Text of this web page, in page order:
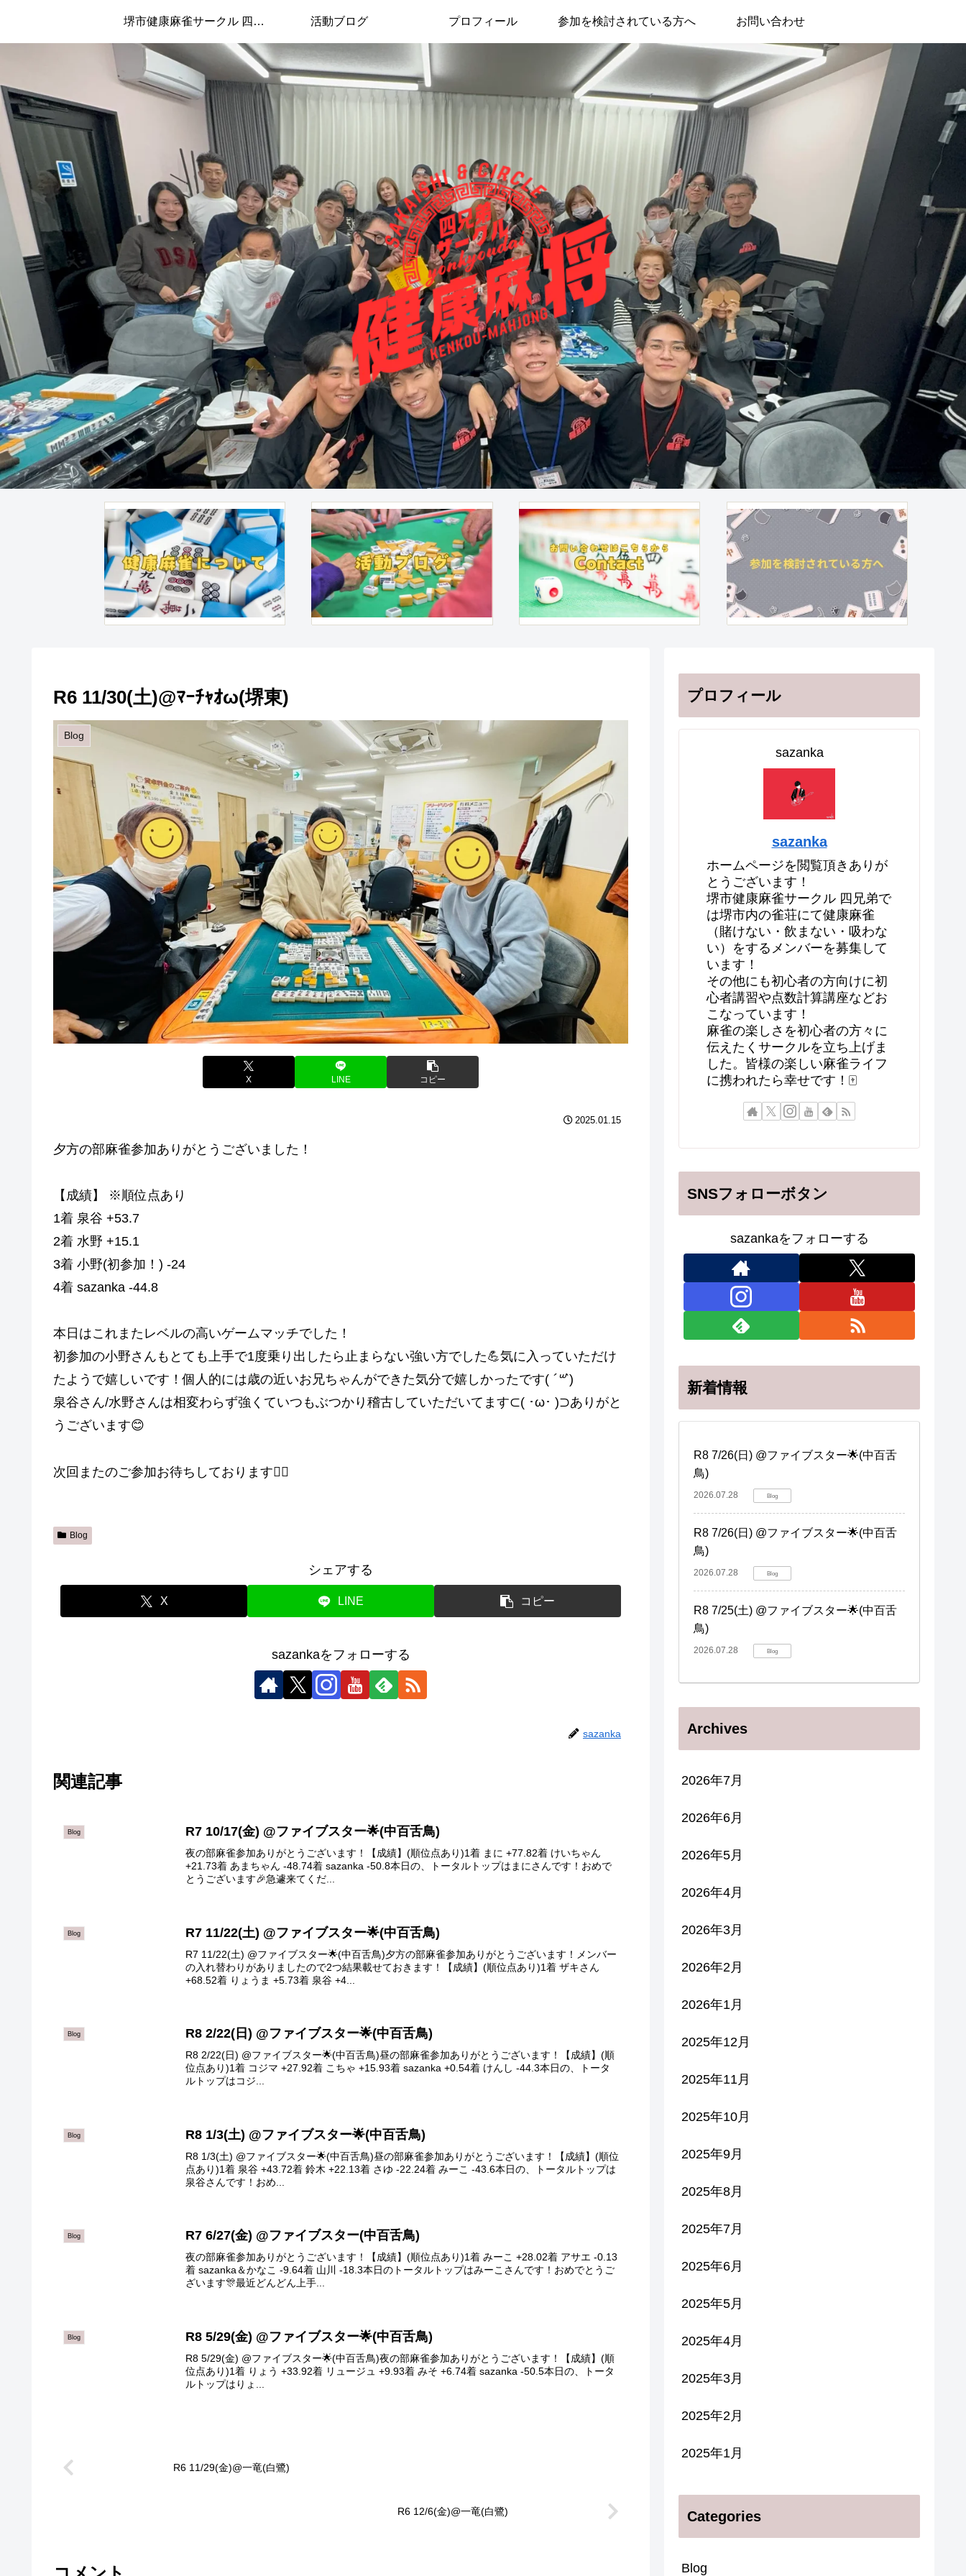
堺市健康麻雀サークル 四兄弟について 活動ブログ プロフィール 参加を検討されている方へ お問い合わせ
R6 11/30(土)@ﾏｰﾁｬｵω(堺東)
Blog
X LINE コピー
2025.01.15
夕方の部麻雀参加ありがとうございました！
【成績】 ※順位点あり
1着 泉谷 +53.7
2着 水野 +15.1
3着 小野(初参加！) -24
4着 sazanka -44.8
本日はこれまたレベルの高いゲームマッチでした！
初参加の小野さんもとても上手で1度乗り出したら止まらない強い方でした💪気に入っていただけ
たようで嬉しいです！個人的には歳の近いお兄ちゃんができた気分で嬉しかったです( ´꒳`)
泉谷さん/水野さんは相変わらず強くていつもぶつかり稽古していただいてます⊂( ･ω･ )⊃ありがと
うございます😊
次回またのご参加お待ちしております🙇‍♀️
Blog
シェアする
X LINE コピー
sazankaをフォローする
sazanka
関連記事
Blog R7 10/17(金) @ファイブスター🌟(中百舌鳥)
夜の部麻雀参加ありがとうございます！【成績】(順位点あり)1着 まに +77.82着 けいちゃん
+21.73着 あまちゃん -48.74着 sazanka -50.8本日の、トータルトップはまにさんです！おめで
とうございます🎉急遽来てくだ...
Blog R7 11/22(土) @ファイブスター🌟(中百舌鳥)
R7 11/22(土) @ファイブスター🌟(中百舌鳥)夕方の部麻雀参加ありがとうございます！メンバー
の入れ替わりがありましたので2つ結果載せておきます！【成績】(順位点あり)1着 ザキさん
+68.52着 りょうま +5.73着 泉谷 +4...
Blog R8 2/22(日) @ファイブスター🌟(中百舌鳥)
R8 2/22(日) @ファイブスター🌟(中百舌鳥)昼の部麻雀参加ありがとうございます！【成績】(順
位点あり)1着 コジマ +27.92着 こちゃ +15.93着 sazanka +0.54着 けんし -44.3本日の、トータ
ルトップはコジ...
Blog R8 1/3(土) @ファイブスター🌟(中百舌鳥)
R8 1/3(土) @ファイブスター🌟(中百舌鳥)昼の部麻雀参加ありがとうございます！【成績】(順位
点あり)1着 泉谷 +43.72着 鈴木 +22.13着 さゆ -22.24着 みーこ -43.6本日の、トータルトップは
泉谷さんです！おめ...
Blog R7 6/27(金) @ファイブスター(中百舌鳥)
夜の部麻雀参加ありがとうございます！【成績】(順位点あり)1着 みーこ +28.02着 アサエ -0.13
着 sazanka＆かなこ -9.64着 山川 -18.3本日のトータルトップはみーこさんです！おめでとうご
ざいます🎊最近どんどん上手...
Blog R8 5/29(金) @ファイブスター🌟(中百舌鳥)
R8 5/29(金) @ファイブスター🌟(中百舌鳥)夜の部麻雀参加ありがとうございます！【成績】(順
位点あり)1着 りょう +33.92着 リュージュ +9.93着 みそ +6.74着 sazanka -50.5本日の、トータ
ルトップはりょ...
R6 11/29(金)@一竜(白鷺)
R6 12/6(金)@一竜(白鷺)
プロフィール
sazanka
sazanka
ホームページを閲覧頂きありが
とうございます！
堺市健康麻雀サークル 四兄弟で
は堺市内の雀荘にて健康麻雀
（賭けない・飲まない・吸わな
い）をするメンバーを募集して
います！
その他にも初心者の方向けに初
心者講習や点数計算講座などお
こなっています！
麻雀の楽しさを初心者の方々に
伝えたくサークルを立ち上げま
した。皆様の楽しい麻雀ライフ
に携われたら幸せです！🀄
SNSフォローボタン
sazankaをフォローする
新着情報
R8 7/26(日) @ファイブスター🌟(中百舌
鳥)
2026.07.28 Blog
R8 7/26(日) @ファイブスター🌟(中百舌
鳥)
2026.07.28 Blog
R8 7/25(土) @ファイブスター🌟(中百舌
鳥)
2026.07.28 Blog
Archives
2026年7月
2026年6月
2026年5月
2026年4月
2026年3月
2026年2月
2026年1月
2025年12月
2025年11月
2025年10月
2025年9月
2025年8月
2025年7月
2025年6月
2025年5月
2025年4月
2025年3月
2025年2月
2025年1月
Categories
Blog